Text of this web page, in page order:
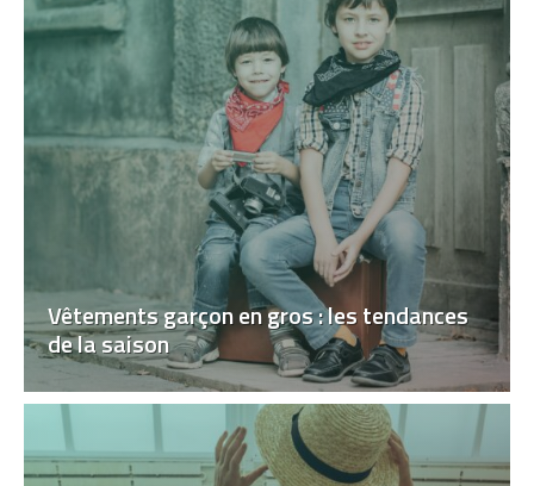
Vêtements garçon en gros : les tendances
de la saison